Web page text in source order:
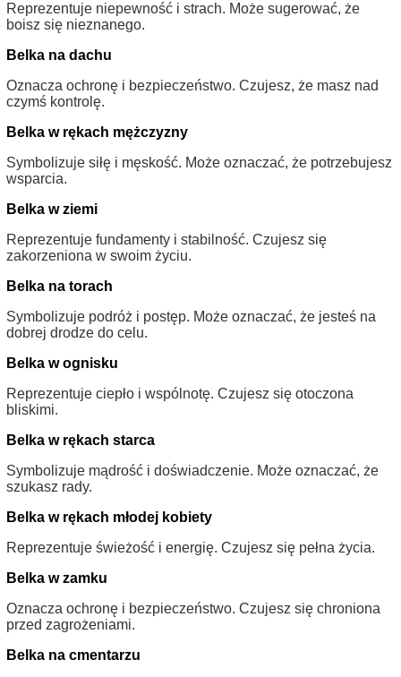
Reprezentuje niepewność i strach. Może sugerować, że
boisz się nieznanego.
Belka na dachu
Oznacza ochronę i bezpieczeństwo. Czujesz, że masz nad
czymś kontrolę.
Belka w rękach mężczyzny
Symbolizuje siłę i męskość. Może oznaczać, że potrzebujesz
wsparcia.
Belka w ziemi
Reprezentuje fundamenty i stabilność. Czujesz się
zakorzeniona w swoim życiu.
Belka na torach
Symbolizuje podróż i postęp. Może oznaczać, że jesteś na
dobrej drodze do celu.
Belka w ognisku
Reprezentuje ciepło i wspólnotę. Czujesz się otoczona
bliskimi.
Belka w rękach starca
Symbolizuje mądrość i doświadczenie. Może oznaczać, że
szukasz rady.
Belka w rękach młodej kobiety
Reprezentuje świeżość i energię. Czujesz się pełna życia.
Belka w zamku
Oznacza ochronę i bezpieczeństwo. Czujesz się chroniona
przed zagrożeniami.
Belka na cmentarzu